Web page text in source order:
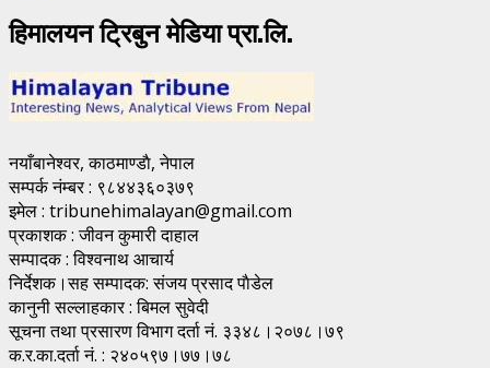
हिमालयन ट्रिबुन मेडिया प्रा.लि.
नयाँबानेश्वर, काठमाण्डाै, नेपाल
सम्पर्क नंम्बर : ९८४४३६०३७९
इमेल : tribunehimalayan@gmail.com
प्रकाशक : जीवन कुमारी दाहाल
सम्पादक : विश्वनाथ आचार्य
निर्देशक।सह सम्पादक: संजय प्रसाद पाैडेल
कानुनी सल्लाहकार : बिमल सुवेदी
सूचना तथा प्रसारण विभाग दर्ता नं. ३३४८।२०७८।७९
क.र.का.दर्ता नं. : २४०५९७।७७।७८